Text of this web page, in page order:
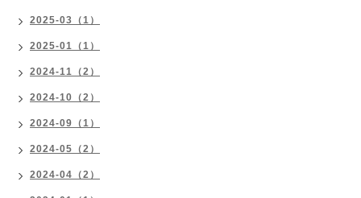
2025-03（1）
2025-01（1）
2024-11（2）
2024-10（2）
2024-09（1）
2024-05（2）
2024-04（2）